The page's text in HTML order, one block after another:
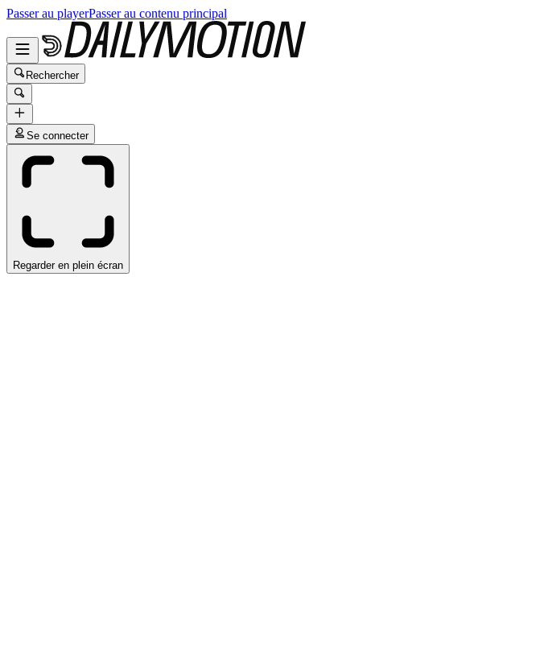
Passer au playerPasser au contenu principal
Rechercher
Se connecter
Regarder en plein écran